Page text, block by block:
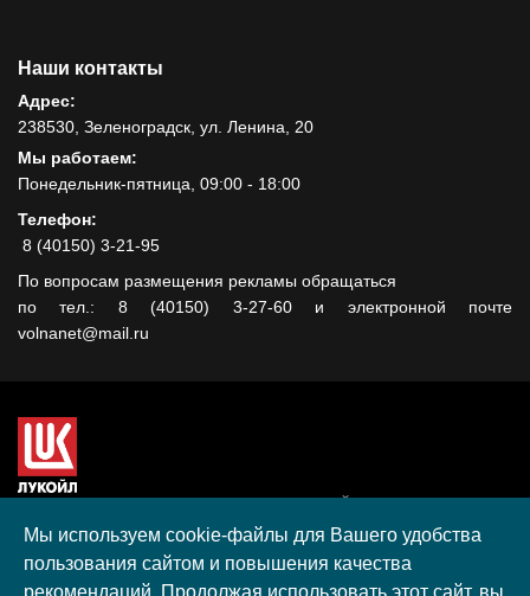
Наши контакты
Адрес:
238530, Зеленоградск, ул. Ленина, 20
Мы работаем:
Понедельник-пятница, 09:00 - 18:00
Телефон:
8 (40150) 3-21-95
По вопросам размещения рекламы обращаться
по тел.: 8 (40150) 3-27-60 и электронной почте
volnanet@mail.ru
гранта, полученного в рамках XIII Конкурса социальных и
культурных проектов ПАО "ЛУКОЙЛ" на территории
Калининградской области в 2020 году
Мы используем cookie-файлы для Вашего удобства
пользования сайтом и повышения качества
рекомендаций. Продолжая использовать этот сайт, вы